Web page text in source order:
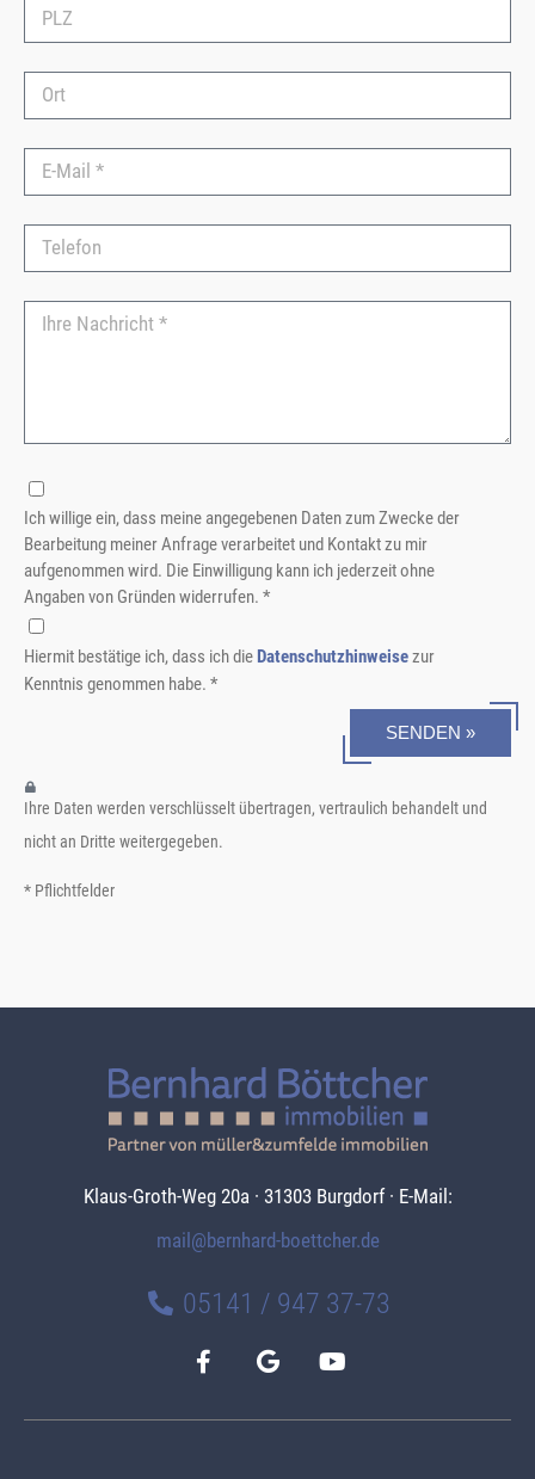
Klaus-Groth-Weg 20a · 31303 Burgdorf · E-Mail:
mail@bernhard-boettcher.de
05141 / 947 37-73
Ich willige ein, dass meine angegebenen Daten zum Zwecke der
Bearbeitung meiner Anfrage verarbeitet und Kontakt zu mir
aufgenommen wird. Die Einwilligung kann ich jederzeit ohne
Angaben von Gründen widerrufen. *
Hiermit bestätige ich, dass ich dieDatenschutzhinweisezur
Kenntnis genommen habe. *
SENDEN »
Ihre Daten werden verschlüsselt übertragen, vertraulich behandelt und
nicht an Dritte weitergegeben.
* Pflichtfelder